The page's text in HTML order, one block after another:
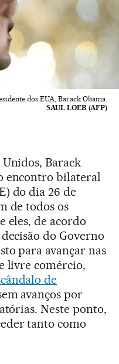
dos EUA, Barack Obama.
SAUL LOEB (AFP)
Barack
encontro bilateral
do dia 26 de
de todos os
eles, de acordo
do Governo
para avançar nas
livre comércio,
de
avanços por
Neste ponto,
tanto como